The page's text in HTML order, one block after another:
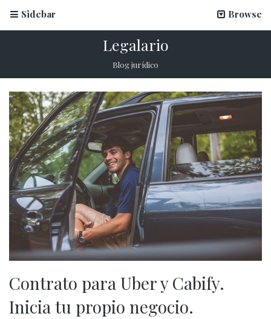
Sidebar Browse
Legalario
Blog jurídico
Contrato para Uber y Cabify.
Inicia tu propio negocio.